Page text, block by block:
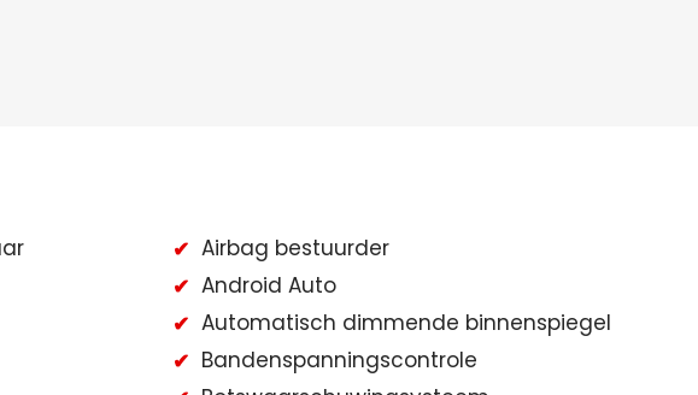
Airbag bestuurder
Android Auto
Automatisch dimmende binnenspiegel
Bandenspanningscontrole